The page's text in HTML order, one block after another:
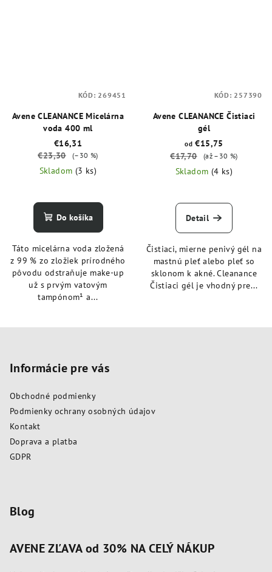
Avene CLEANANCE Micelárna
voda 400 ml
€16,31
€23,30
(–30 %)
Skladom (3 ks)
Do košíka
Táto micelárna voda zložená
z 99 % zo zložiek prírodného
pôvodu odstraňuje make-up
už s prvým vatovým
tampónom¹ a...
KÓD: 269451
Avene CLEANANCE Čistiaci
gél
od €15,75
€17,70
(až –30 %)
Skladom (4 ks)
Detail
Čistiaci, mierne penivý gél na
mastnú pleť alebo pleť so
sklonom k akné. Cleanance
Čistiaci gél je vhodný pre...
KÓD: 257390
Informácie pre vás
Obchodné podmienky
Podmienky ochrany osobných údajov
Kontakt
Doprava a platba
GDPR
Blog
AVENE ZĽAVA od 30% NA CELÝ NÁKUP